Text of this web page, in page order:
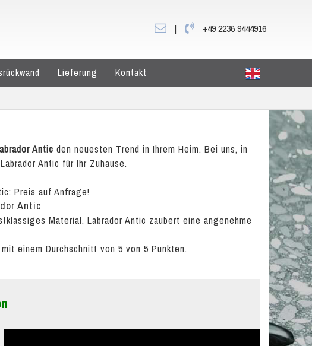
| +49 2236 9444916
Lieferung Kontakt
Antic den neuesten Trend in Ihrem Heim. Bei uns, in
Antic für Ihr Zuhause.
Preis auf Anfrage!
Antic
Material. Labrador Antic zaubert eine angenehme
einem Durchschnitt von 5 von 5 Punkten.